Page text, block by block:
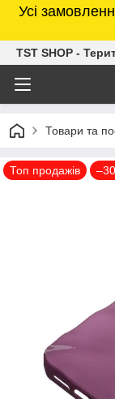
Усі
TST SHOP -
Товари та
Топ продажів